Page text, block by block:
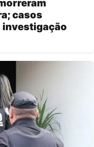
casos
investigação